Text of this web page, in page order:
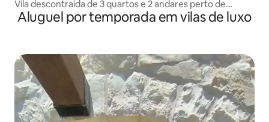
Vila descontraída de 3 quartos e 2 andares perto de
Jerusalém
Aluguel por temporada em vilas de luxo